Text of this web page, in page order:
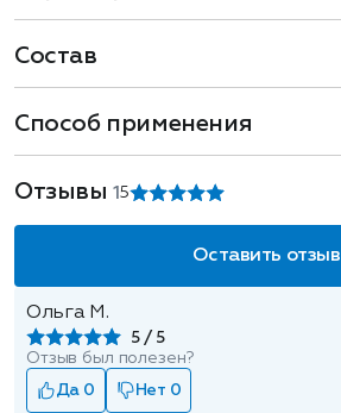
Состав
Способ применения
Отзывы1 5
Оставить отзыв
Ольга М.
5
Отзыв был полезен?
Да 0
Нет 0